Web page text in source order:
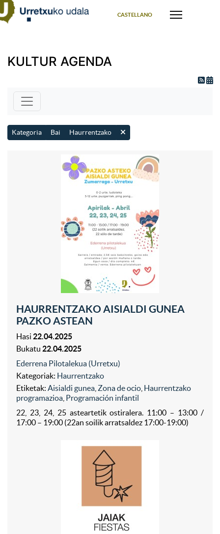
CASTELLANO
KULTUR AGENDA
Kategoria Bai Haurrentzako
HAURRENTZAKO AISIALDI GUNEA
PAZKO ASTEAN
Hasi 22.04.2025
Bukatu 22.04.2025
Ederrena Pilotalekua (Urretxu)
Kategoriak: Haurrentzako
Etiketak: Aisialdi gunea Zona de ocio Haurrentzako
programazioa Programación infantil
22, 23, 24, 25 asteartetik ostiralera. 11:00 – 13:00 /
17:00 – 19:00 (22an soilik arratsaldez 17:00-19:00)